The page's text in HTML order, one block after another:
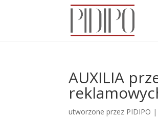
AUXILIA
utworzone przez PIDIPO